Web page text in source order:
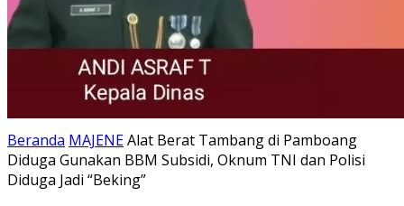
Beranda MAJENEAlat Berat Tambang di Pamboang
Diduga Gunakan BBM Subsidi, Oknum TNI dan Polisi
Diduga Jadi “Beking”